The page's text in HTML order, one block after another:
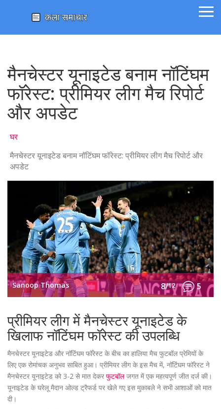
मैनचेस्टर यूनाइटेड बनाम नॉटिंघम
फॉरेस्ट: प्रीमियर लीग मैच रिपोर्ट
और अपडेट
घर
मैनचेस्टर यूनाइटेड बनाम नॉटिंघम फॉरेस्ट: प्रीमियर लीग मैच रिपोर्ट और
अपडेट
Sanoop Thomas 8/12 5
प्रीमियर लीग में मैनचेस्टर यूनाइटेड के
खिलाफ नॉटिंघम फॉरेस्ट की उपलब्धि
मैनचेस्टर यूनाइटेड और नॉटिंघम फॉरेस्ट के बीच का हालिया मैच फुटबॉल प्रेमियों के
लिए एक रोमांचक अनुभव साबित हुआ। प्रीमियर लीग के इस मैच में, नॉटिंघम फॉरेस्ट ने
मैनचेस्टर यूनाइटेड को 3-2 से मात देकर फुटबॉलजगत में एक महत्वपूर्ण जीत दर्ज की।
यूनाइटेड के घरेलू मैदान ओल्ड ट्रैफर्ड पर खेले गए इस मुकाबले ने सभी आशाओं को मात
दी।